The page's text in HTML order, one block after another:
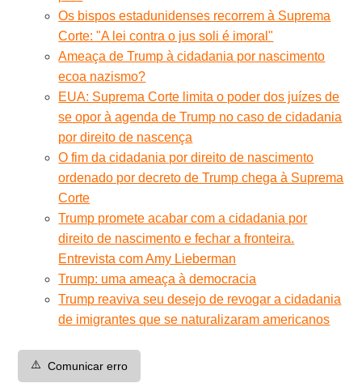
Os bispos estadunidenses recorrem à Suprema
Corte: "A lei contra o jus soli é imoral"
Ameaça de Trump à cidadania por nascimento
ecoa nazismo?
EUA: Suprema Corte limita o poder dos juízes de
se opor à agenda de Trump no caso de cidadania
por direito de nascença
O fim da cidadania por direito de nascimento
ordenado por decreto de Trump chega à Suprema
Corte
Trump promete acabar com a cidadania por
direito de nascimento e fechar a fronteira.
Entrevista com Amy Lieberman
Trump: uma ameaça à democracia
Trump reaviva seu desejo de revogar a cidadania
de imigrantes que se naturalizaram americanos
⚠️ Comunicar erro